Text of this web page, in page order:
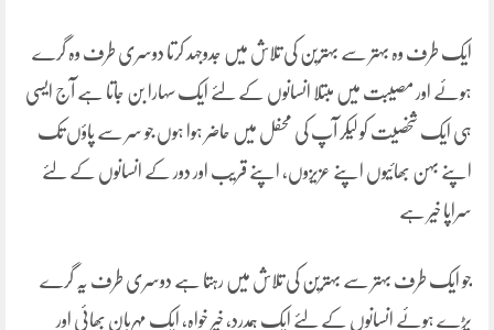
ایک طرف وہ بہتر سے بہترین کی تلاش میں جدوجہد کرتا دوسری طرف وہ گرے
ہوئے اور مصیبت میں مبتلا انسانوں کے لئے ایک سہارا بن جاتا ہے آج ایسی
ہی ایک شخصیت کو لیکر آپ کی محفل میں حاضر ہوا ہوں جو سر سے پاؤں تک
اپنے بہن بھائیوں اپنے عزیزوں، اپنے قریب اور دور کے انسانوں کے لئے
سراپا خیر ہے
جو ایک طرف بہتر سے بہترین کی تلاش میں رہتا ہے دوسری طرف یہ گرے
پڑے ہوئے انسانوں کے لئے ایک ہمدرد، خیر خواہ، ایک مہربان بھائی اور